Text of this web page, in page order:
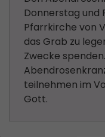
Donnerstag und
Pfarrkirche von
das Grab zu
Zwecke
teilnehmen im
Gott.